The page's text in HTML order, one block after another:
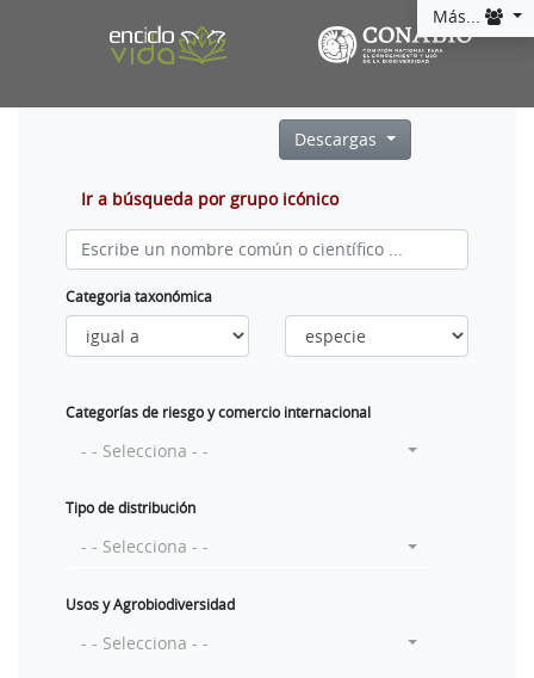
Más...
Descargas
Ir a búsqueda por grupo icónico
Categoria taxonómica
Categorías de riesgo y comercio internacional
- - Selecciona - -
Tipo de distribución
- - Selecciona - -
Usos y Agrobiodiversidad
- - Selecciona - -